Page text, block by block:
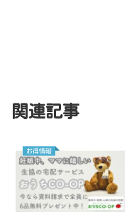
関連記事
お得情報